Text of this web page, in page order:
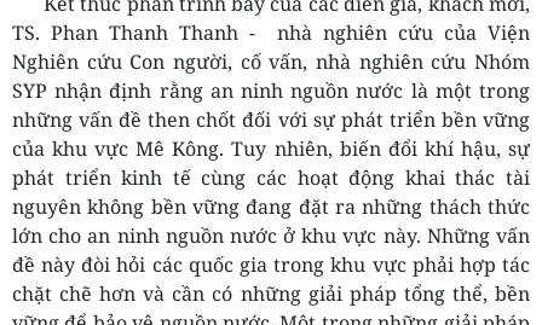
TS. Phan Thanh Thanh - nhà nghiên cứu của Viện
Nghiên cứu Con người, cố vấn, nhà nghiên cứu Nhóm
SYP nhận định rằng an ninh nguồn nước là một trong
những vấn đề then chốt đối với sự phát triển bền vững
của khu vực Mê Kông. Tuy nhiên, biến đổi khí hậu, sự
phát triển kinh tế cùng các hoạt động khai thác tài
nguyên không bền vững đang đặt ra những thách thức
lớn cho an ninh nguồn nước ở khu vực này. Những vấn
đề này đòi hỏi các quốc gia trong khu vực phải hợp tác
chặt chẽ hơn và cần có những giải pháp tổng thể, bền